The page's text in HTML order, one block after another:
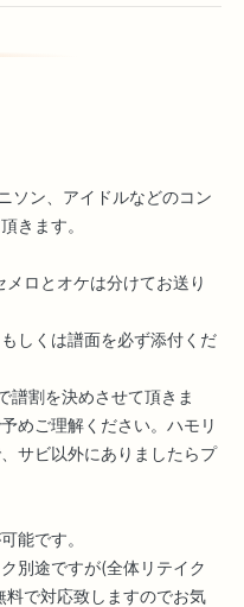
ソン、アイドルなどのコン
きます。
ロとオケは分けてお送り
しくは譜面を必ず添付くだ
譜割を決めさせて頂きま
めご理解ください。ハモリ
サビ以外にありましたらプ
能です。
別途ですが(全体リテイク
で対応致しますのでお気